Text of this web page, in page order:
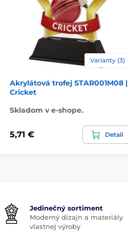
Varianty (3)
Akrylátová trofej STAR001M08 |
Cricket
Skladom v e-shope.
5,71 € Detail
Jedinečný sortiment
Moderný dizajn a materiály
vlastnej výroby